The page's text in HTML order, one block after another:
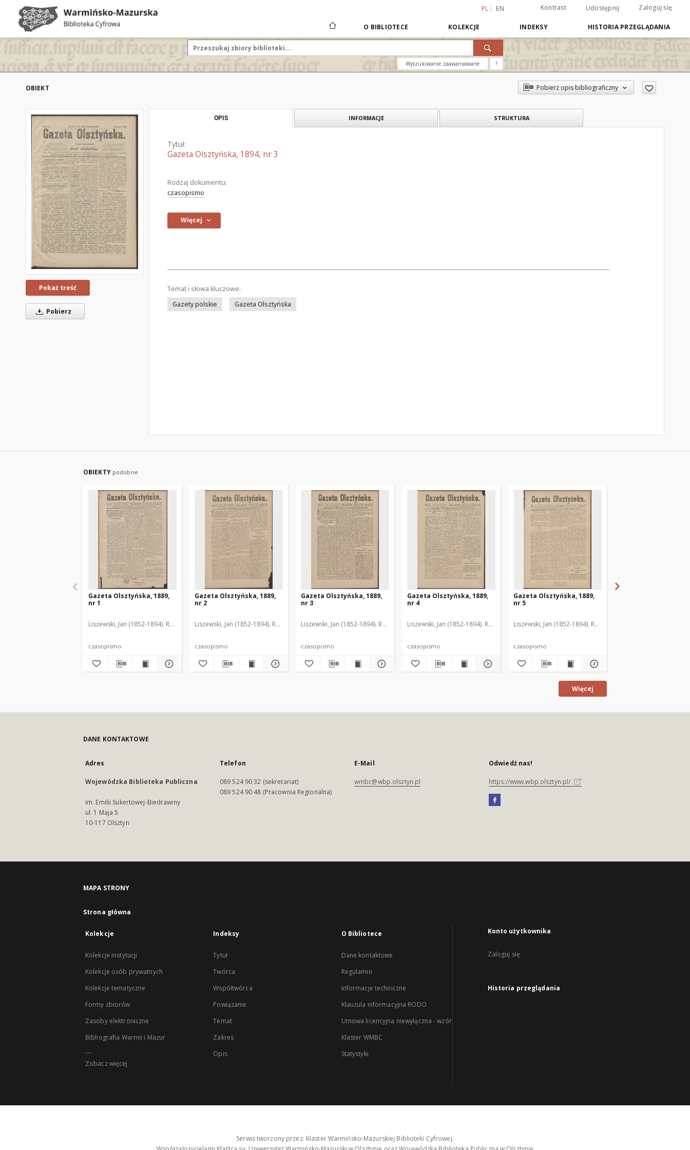
PL EN Kontrast Udostępnij Zaloguj się
O BIBLIOTECE KOLEKCJE INDEKSY HISTORIA PRZEGLĄDANIA
Wyszukiwanie zaawansowane ?
OBIEKT Pobierz opis bibliograficzny
Pokaż treść
Pobierz
OPIS INFORMACJE STRUKTURA
Tytuł:
Gazeta Olsztyńska, 1894, nr 3
Rodzaj dokumentu:
czasopismo
Więcej
Temat i słowa kluczowe:
Gazety polskie
Gazeta Olsztyńska
OBIEKTY podobne
Gazeta Olsztyńska, 1889,
nr 1
Liszewski, Jan (1852-1894). Red.
czasopismo
Gazeta Olsztyńska, 1889,
nr 2
Liszewski, Jan (1852-1894). Red.
czasopismo
Gazeta Olsztyńska, 1889,
nr 3
Liszewski, Jan (1852-1894). Red.
czasopismo
Gazeta Olsztyńska, 1889,
nr 4
Liszewski, Jan (1852-1894). Red.
czasopismo
Gazeta Olsztyńska, 1889,
nr 5
Liszewski, Jan (1852-1894). Red.
czasopismo
Więcej
DANE KONTAKTOWE
Adres
Wojewódzka Biblioteka Publiczna
im. Emilii Sukertowej-Biedrawiny
ul. 1 Maja 5
10-117 Olsztyn
Telefon
089 524 90 32 (sekretariat)
089 524 90 48 (Pracownia Regionalna)
E-Mail
wmbc@wbp.olsztyn.pl
Odwiedź nas!
https://www.wbp.olsztyn.pl/
MAPA STRONY
Strona główna
Kolekcje
Kolekcje instytucji
Kolekcje osób prywatnych
Kolekcje tematyczne
Formy zbiorów
Zasoby elektroniczne
Bibliografia Warmii i Mazur
...
Zobacz więcej
Indeksy
Tytuł
Twórca
Współtwórca
Powiązanie
Temat
Zakres
Opis
O Bibliotece
Dane kontaktowe
Regulamin
Informacje techniczne
Klauzula informacyjna RODO
Umowa licencyjna niewyłączna - wzór
Klaster WMBC
Statystyki
Konto użytkownika
Zaloguj się
Historia przeglądania
Serwis tworzony przez: Klaster Warmińsko-Mazurskiej Biblioteki Cyfrowej.